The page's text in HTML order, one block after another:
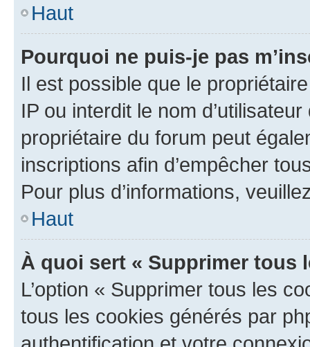
Haut
Pourquoi ne puis-je pas
Il est possible que le
IP ou interdit le nom
propriétaire du forum peut
inscriptions afin d’empêcher
Pour plus d’informations,
Haut
À quoi sert « Supprimer tous
L’option « Supprimer tous les
tous les cookies générés par